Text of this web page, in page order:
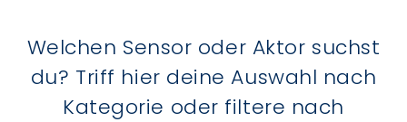
Welchen Sensor oder Aktor suchst
du? Triff hier deine Auswahl nach
Kategorie oder filtere nach